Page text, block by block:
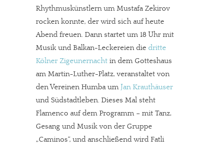
Rhythmuskünstlern um Mustafa Zekirov
rocken konnte, der wird sich auf heute
Abend freuen. Dann startet um 18 Uhr mit
Musik und Balkan-Leckereien die dritte
Kölner Zigeunernacht in dem Gotteshaus
am Martin-Luther-Platz, veranstaltet von
den Vereinen Humba um Jan Krauthäuser
und Südstadtleben. Dieses Mal steht
Flamenco auf dem Programm – mit Tanz,
Gesang und Musik von der Gruppe
„Caminos“, und anschließend wird Fatli